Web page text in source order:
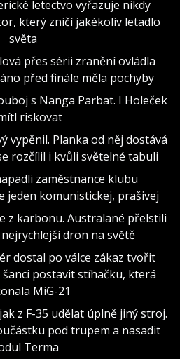
letectvo vyřazuje nikdy
který zničí jakékoliv letadlo
světa
přes sérii zranění ovládla
před finále měla pochyby
s Nanga Parbat. I Holeček
riskovat
vypěnil. Planka od něj dostává
rozčílil i kvůli světelné tabuli
zaměstnance klubu
jeden komunistickej, prašivej
z karbonu. Australané přelstili
dron na světě
dostal po válce zákaz tvořit
postavit stíhačku, která
MiG-21
z F-35 udělat úplně jiný stroj.
pod trupem a nasadit
Terma